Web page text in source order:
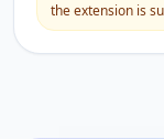
the extension is